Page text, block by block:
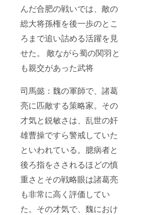
んだ合肥の戦いでは、敵の
総大将孫権を後一歩のとこ
ろまで追い詰める活躍を見
せた。 敵ながら蜀の関羽と
も親交があった武将
司馬懿：魏の軍師で、諸葛
亮に匹敵する策略家。その
才気と鋭敏さは、乱世の奸
雄曹操ですら警戒していた
といわれている。臆病者と
後ろ指をさされるほどの慎
重さとその戦略眼は諸葛亮
も非常に高く評価してい
た。その才気で、魏におけ